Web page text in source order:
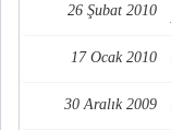
26 Şubat 2010
17 Ocak 2010
30 Aralık 2009